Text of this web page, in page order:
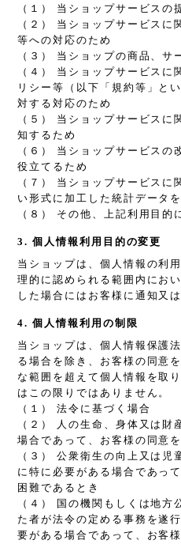
（１） 当ショップサービスの
（２） 当ショップサービス
等への対応のため
（３） 当ショップの商品、サ
（４） 当ショップサービス
リシー等（以下「規約等」と
対する対応のため
（５） 当ショップサービスに
知するため
（６） 当ショップサービスの
役立てるため
（７） 当ショップサービスに
い形式に加工した統計データ
（８） その他、上記利用目的
3. 個人情報利用目的の変更
当ショップは、個人情報の利
理的に認められる範囲内にお
した場合にはお客様に通知又
4. 個人情報利用の制限
当ショップは、個人情報保護
る場合を除き、お客様の同意
な範囲を超えて個人情報を取
はこの限りではありません。
（１） 法令に基づく場合
（２） 人の生命、身体又は財
場合であって、お客様の同意
（３） 公衆衛生の向上又は児
に特に必要がある場合であっ
困難であるとき
（４） 国の機関もしくは地方
た者が法令の定める事務を遂
要がある場合であって、お客